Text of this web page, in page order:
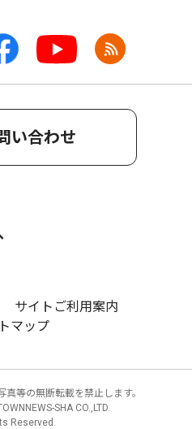
い合わせ
サイトご利用案内
マップ
等の無断転載を禁止します。
SHA CO.,LTD.
Reserved.